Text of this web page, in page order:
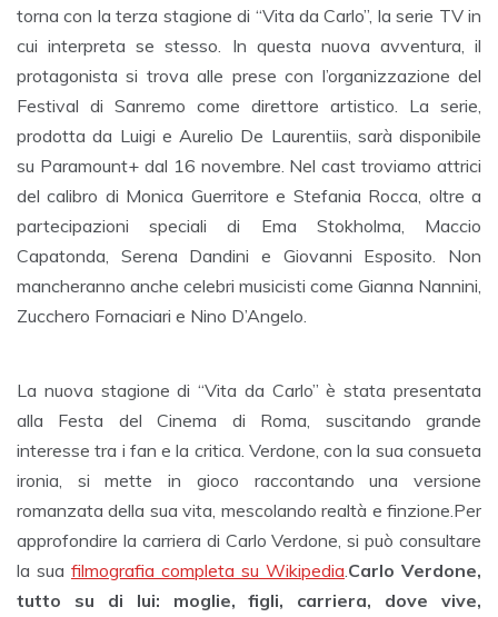
torna con la terza stagione di “Vita da Carlo”, la serie TV in
cui interpreta se stesso. In questa nuova avventura, il
protagonista si trova alle prese con l’organizzazione del
Festival di Sanremo come direttore artistico. La serie,
prodotta da Luigi e Aurelio De Laurentiis, sarà disponibile
su Paramount+ dal 16 novembre. Nel cast troviamo attrici
del calibro di Monica Guerritore e Stefania Rocca, oltre a
partecipazioni speciali di Ema Stokholma, Maccio
Capatonda, Serena Dandini e Giovanni Esposito. Non
mancheranno anche celebri musicisti come Gianna Nannini,
Zucchero Fornaciari e Nino D’Angelo.
La nuova stagione di “Vita da Carlo” è stata presentata
alla Festa del Cinema di Roma, suscitando grande
interesse tra i fan e la critica. Verdone, con la sua consueta
ironia, si mette in gioco raccontando una versione
romanzata della sua vita, mescolando realtà e finzione.Per
approfondire la carriera di Carlo Verdone, si può consultare
la sua filmografia completa su Wikipedia Carlo Verdone,
tutto su di lui: moglie, figli, carriera, dove vive,